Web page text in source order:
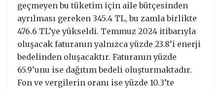
geçmeyen bu tüketim için aile bütçesinden
ayrılması gereken 345.4 TL, bu zamla birlikte
476.6 TL’ye yükseldi. Temmuz 2024 itibarıyla
oluşacak faturanın yalnızca yüzde 23.8’i enerji
bedelinden oluşacaktır. Faturanın yüzde
65.9’unu ise dağıtım bedeli oluşturmaktadır.
Fon ve vergilerin oranı ise yüzde 10.3’te